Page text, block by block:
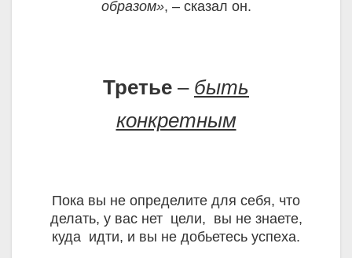
образом», – сказал он.
Третье – быть
конкретным
Пока вы не определите для себя, что
делать, у вас нет цели, вы не знаете,
куда идти, и вы не добьетесь успеха.